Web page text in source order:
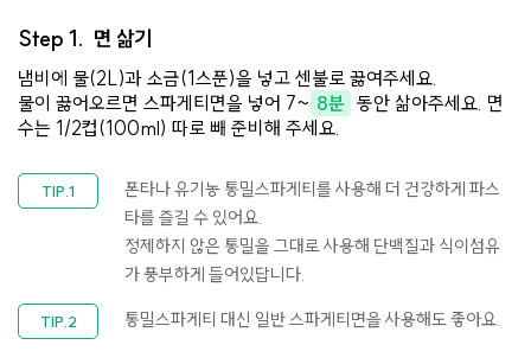
Step 1. 면 삶기
냄비에 물(2L)과 소금(1스푼)을 넣고 센불로 끓여주세요.
물이 끓어오르면 스파게티면을 넣어 7~ 8분 동안 삶아주세요. 면
수는 1/2컵(100ml) 따로 빼 준비해 주세요.
폰타나 유기농 통밀스파게티 를 사용해 더 건강하게 파스
타를 즐길 수 있어요.​
정제하지 않은 통밀을 그대로 사용해 단백질과 식이섬유
가 풍부하게 들어있답니다.
통밀스파게티 대신 일반 스파게티면을 사용해도 좋아요.